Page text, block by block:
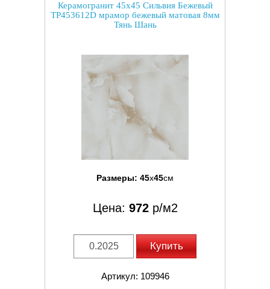
Керамогранит 45x45 Сильвия Бежевый
TP453612D мрамор бежевый матовая 8мм
Тянь Шань
Размеры: 45x45см
Цена: 972р/м2
Купить
Артикул: 109946